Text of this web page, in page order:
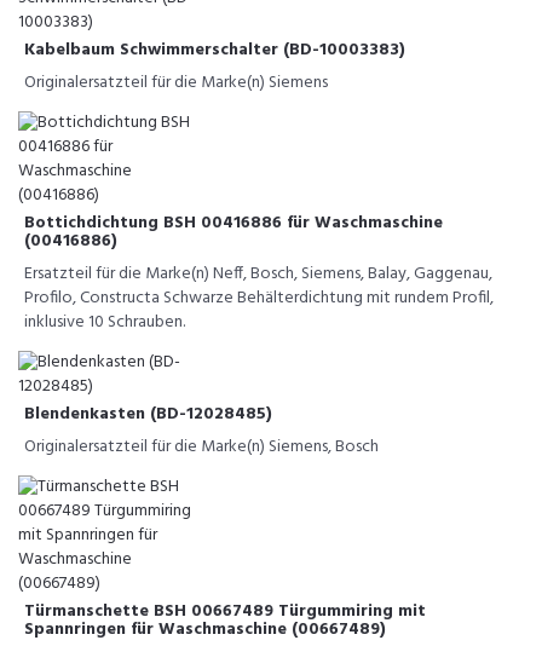
Kabelbaum Schwimmerschalter (BD-10003383)
Originalersatzteil für die Marke(n) Siemens
Bottichdichtung BSH 00416886 für Waschmaschine
(00416886)
Ersatzteil für die Marke(n) Neff, Bosch, Siemens, Balay, Gaggenau,
Profilo, Constructa Schwarze Behälterdichtung mit rundem Profil,
inklusive 10 Schrauben.
Blendenkasten (BD-12028485)
Originalersatzteil für die Marke(n) Siemens, Bosch
Türmanschette BSH 00667489 Türgummiring mit
Spannringen für Waschmaschine (00667489)